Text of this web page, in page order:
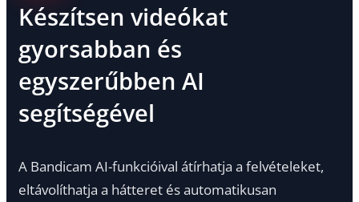
Készítsen videókat
gyorsabban és
egyszerűbben AI
segítségével
A Bandicam AI-funkcióival átírhatja a felvételeket,
eltávolíthatja a hátteret és automatikusan